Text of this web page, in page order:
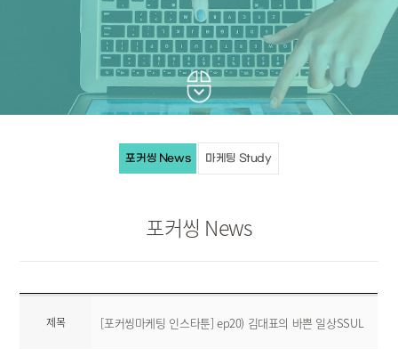
포커씽 News 마케팅 Study
포커씽 News
제목 [포커씽마케팅 인스타툰] ep20) 김대표의 바쁜 일상SSUL